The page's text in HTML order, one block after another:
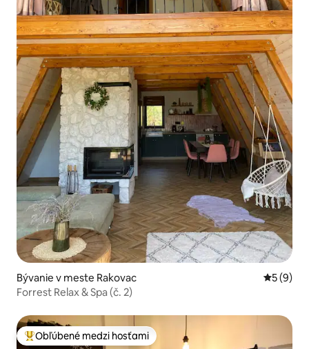
Bývanie v meste Rakovac
5 (9)
Forrest Relax & Spa (č. 2)
Najobľúbenejšie medzi hosťami
Obľúbené medzi hosťami